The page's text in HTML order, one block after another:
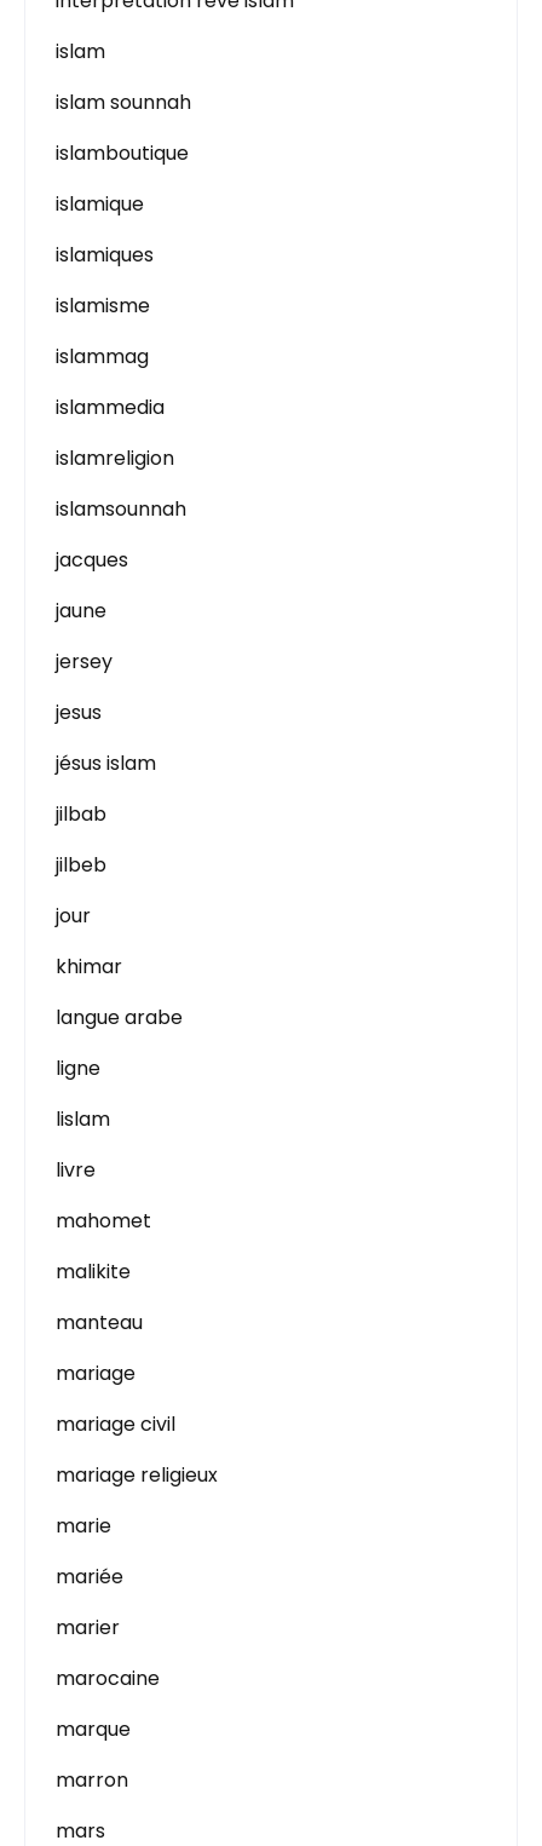
islam
islam sounnah
islamboutique
islamique
islamiques
islamisme
islammag
islammedia
islamreligion
islamsounnah
jacques
jaune
jersey
jesus
jésus islam
jilbab
jilbeb
jour
khimar
langue arabe
ligne
lislam
livre
mahomet
malikite
manteau
mariage
mariage civil
mariage religieux
marie
mariée
marier
marocaine
marque
marron
mars